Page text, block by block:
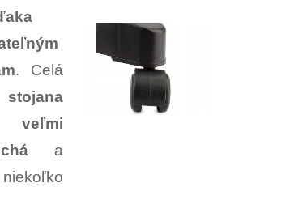
. Celá
stojana
a